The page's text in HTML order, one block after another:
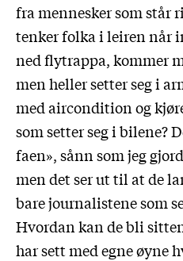
fra mennesker som står
tenker folka i leiren når
ned flytrappa, kommer
men heller setter seg i
med aircondition og
som setter seg i bilene?
faen», sånn som jeg
men det ser ut til at de
bare journalistene som
Hvordan kan de bli
har sett med egne øyne